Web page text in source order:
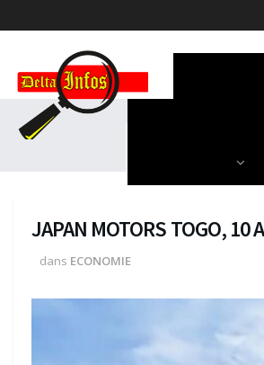
JAPAN MOTORS TOGO, 10
dans ECONOMIE